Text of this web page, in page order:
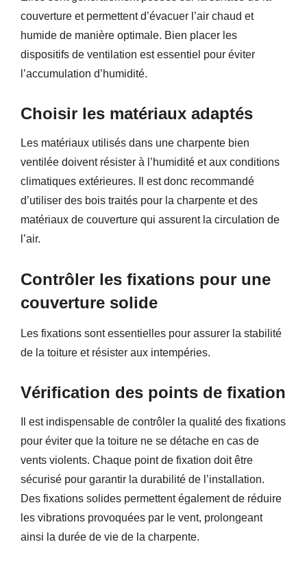
couverture et permettent d’évacuer l’air chaud et
humide de manière optimale. Bien placer les
dispositifs de ventilation est essentiel pour éviter
l’accumulation d’humidité.
Choisir les matériaux adaptés
Les matériaux utilisés dans une charpente bien
ventilée doivent résister à l’humidité et aux conditions
climatiques extérieures. Il est donc recommandé
d’utiliser des bois traités pour la charpente et des
matériaux de couverture qui assurent la circulation de
l’air.
Contrôler les fixations pour une
couverture solide
Les fixations sont essentielles pour assurer la stabilité
de la toiture et résister aux intempéries.
Vérification des points de fixation
Il est indispensable de contrôler la qualité des fixations
pour éviter que la toiture ne se détache en cas de
vents violents. Chaque point de fixation doit être
sécurisé pour garantir la durabilité de l’installation.
Des fixations solides permettent également de réduire
les vibrations provoquées par le vent, prolongeant
ainsi la durée de vie de la charpente.